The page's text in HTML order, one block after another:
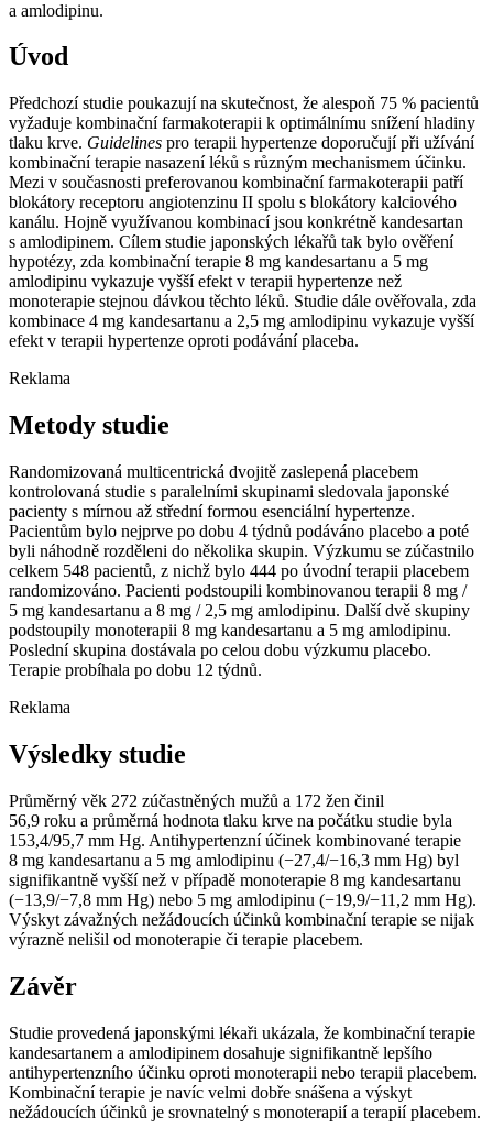
a amlodipinu.
Úvod
Předchozí studie poukazují na skutečnost, že alespoň 75 % pacientů
vyžaduje kombinační farmakoterapii k optimálnímu snížení hladiny
tlaku krve. Guidelines pro terapii hypertenze doporučují při užívání
kombinační terapie nasazení léků s různým mechanismem účinku.
Mezi v současnosti preferovanou kombinační farmakoterapii patří
blokátory receptoru angiotenzinu II spolu s blokátory kalciového
kanálu. Hojně využívanou kombinací jsou konkrétně kandesartan
s amlodipinem. Cílem studie japonských lékařů tak bylo ověření
hypotézy, zda kombinační terapie 8 mg kandesartanu a 5 mg
amlodipinu vykazuje vyšší efekt v terapii hypertenze než
monoterapie stejnou dávkou těchto léků. Studie dále ověřovala, zda
kombinace 4 mg kandesartanu a 2,5 mg amlodipinu vykazuje vyšší
efekt v terapii hypertenze oproti podávání placeba.
Reklama
Metody studie
Randomizovaná multicentrická dvojitě zaslepená placebem
kontrolovaná studie s paralelními skupinami sledovala japonské
pacienty s mírnou až střední formou esenciální hypertenze.
Pacientům bylo nejprve po dobu 4 týdnů podáváno placebo a poté
byli náhodně rozděleni do několika skupin. Výzkumu se zúčastnilo
celkem 548 pacientů, z nichž bylo 444 po úvodní terapii placebem
randomizováno. Pacienti podstoupili kombinovanou terapii 8 mg /
5 mg kandesartanu a 8 mg / 2,5 mg amlodipinu. Další dvě skupiny
podstoupily monoterapii 8 mg kandesartanu a 5 mg amlodipinu.
Poslední skupina dostávala po celou dobu výzkumu placebo.
Terapie probíhala po dobu 12 týdnů.
Reklama
Výsledky studie
Průměrný věk 272 zúčastněných mužů a 172 žen činil
56,9 roku a průměrná hodnota tlaku krve na počátku studie byla
153,4/95,7 mm Hg. Antihypertenzní účinek kombinované terapie
8 mg kandesartanu a 5 mg amlodipinu (−27,4/−16,3 mm Hg) byl
signifikantně vyšší než v případě monoterapie 8 mg kandesartanu
(−13,9/−7,8 mm Hg) nebo 5 mg amlodipinu (−19,9/−11,2 mm Hg).
Výskyt závažných nežádoucích účinků kombinační terapie se nijak
výrazně nelišil od monoterapie či terapie placebem.
Závěr
Studie provedená japonskými lékaři ukázala, že kombinační terapie
kandesartanem a amlodipinem dosahuje signifikantně lepšího
antihypertenzního účinku oproti monoterapii nebo terapii placebem.
Kombinační terapie je navíc velmi dobře snášena a výskyt
nežádoucích účinků je srovnatelný s monoterapií a terapií placebem.